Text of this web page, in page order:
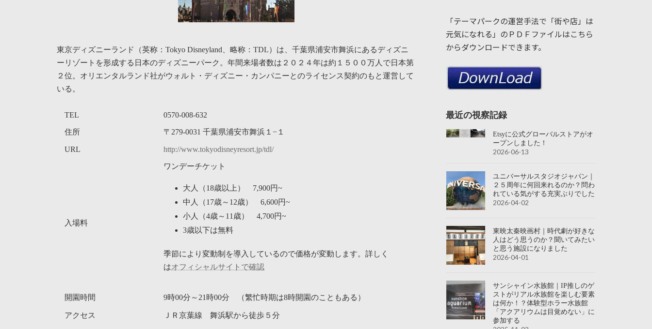
東京ディズニーランド（英称：Tokyo Disneyland、略称：TDL）は、千葉県浦安市舞浜にあるディズニ
ーリゾートを形成する日本のディズニーパーク。年間来場者数は２０２４年は約１５００万人で日本第
２位。オリエンタルランド社がウォルト・ディズニー・カンパニーとのライセンス契約のもと運営して
いる。
TEL 0570-008-632
住所 〒279-0031 千葉県浦安市舞浜１−１
URL http://www.tokyodisneyresort.jp/tdl/
入場料
ワンデーチケット
大人（18歳以上） 7,900円~
中人（17歳～12歳） 6,600円~
小人（4歳～11歳） 4,700円~
3歳以下は無料
季節により変動制を導入しているので価格が変動します。詳しく
はオフィシャルサイトで確認
開園時間 9時00分～21時00分 （繁忙時期は8時開園のこともある）
アクセス ＪＲ京葉線 舞浜駅から徒歩５分
「テーマパークの運営手法で「街や店」は
元気になれる」のＰＤＦファイルはこちら
からダウンロードできます。
最近の視察記録
Etsyに公式グローバルストアがオ
ープンしました！
2026-06-13
ユニバーサルスタジオジャパン｜
２５周年に何回来れるのか？問わ
れている気がする充実ぶりでした
2026-04-02
東映太秦映画村｜時代劇が好きな
人はどう思うのか？聞いてみたい
と思う施設になりました
2026-04-01
サンシャイン水族館｜IP推しのゲ
ストがリアル水族館を楽しむ要素
は何か！？体験型ホラー水族館
「アクアリウムは目覚めない」に
参加する